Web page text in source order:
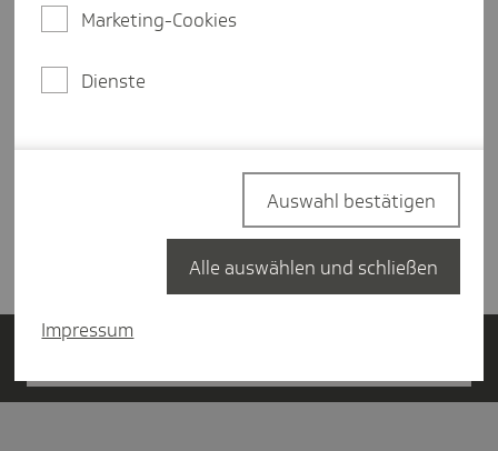
Download englisch:
Änderung der Bankverbindung_englisch
(PDF, 96
Marketing-Cookies
Dienste
Impressum
Auswahl bestätigen
Alle auswählen und schließen